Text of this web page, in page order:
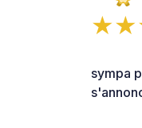
sympa